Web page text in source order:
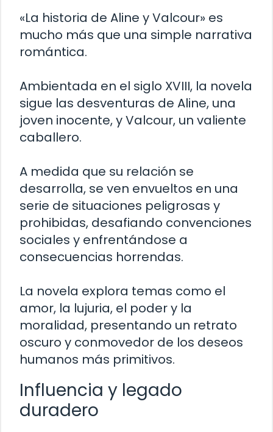
«La historia de Aline y Valcour» es
mucho más que una simple narrativa
romántica.
Ambientada en el siglo XVIII, la novela
sigue las desventuras de Aline, una
joven inocente, y Valcour, un valiente
caballero.
A medida que su relación se
desarrolla, se ven envueltos en una
serie de situaciones peligrosas y
prohibidas, desafiando convenciones
sociales y enfrentándose a
consecuencias horrendas.
La novela explora temas como el
amor, la lujuria, el poder y la
moralidad, presentando un retrato
oscuro y conmovedor de los deseos
humanos más primitivos.
Influencia y legado
duradero